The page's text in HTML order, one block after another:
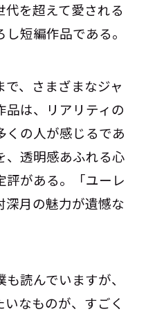
代を超えて愛される
短編作品である。
、さまざまなジャ
品は、リアリティの
くの人が感じるであ
、透明感あふれる心
評がある。「ユーレ
深月の魅力が遺憾な
読んでいますが、
なものが、すごく